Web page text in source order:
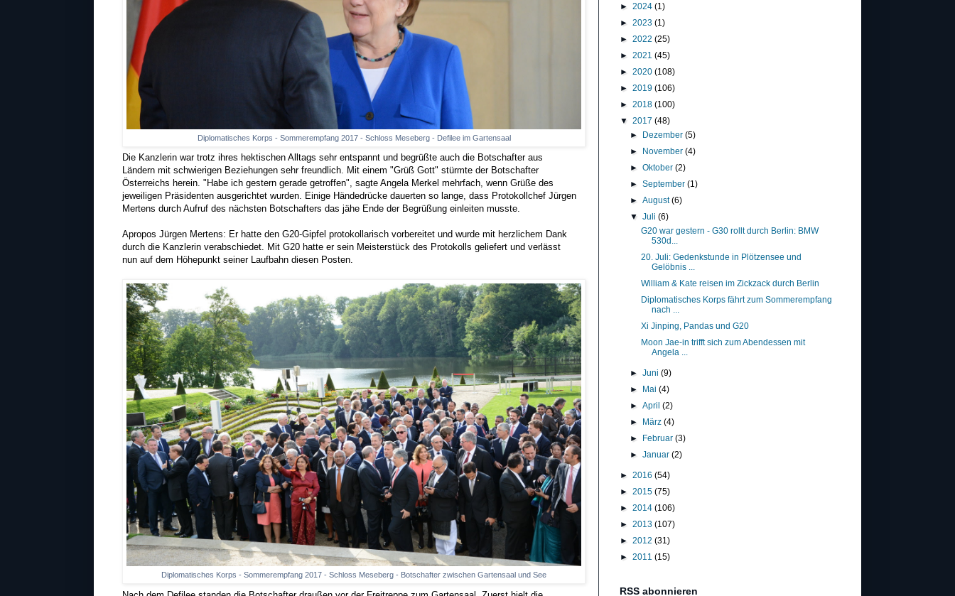
Diplomatisches Korps - Sommerempfang 2017 - Schloss Meseberg - Defilee im Gartensaal
Die Kanzlerin war trotz ihres hektischen Alltags sehr entspannt und begrüßte auch die Botschafter aus
Ländern mit schwierigen Beziehungen sehr freundlich. Mit einem "Grüß Gott" stürmte der Botschafter
Österreichs herein. "Habe ich gestern gerade getroffen", sagte Angela Merkel mehrfach, wenn Grüße des
jeweiligen Präsidenten ausgerichtet wurden. Einige Händedrücke dauerten so lange, dass Protokollchef Jürgen
Mertens durch Aufruf des nächsten Botschafters das jähe Ende der Begrüßung einleiten musste.
Apropos Jürgen Mertens: Er hatte den G20-Gipfel protokollarisch vorbereitet und wurde mit herzlichem Dank
durch die Kanzlerin verabschiedet. Mit G20 hatte er sein Meisterstück des Protokolls geliefert und verlässt
nun auf dem Höhepunkt seiner Laufbahn diesen Posten.
Diplomatisches Korps - Sommerempfang 2017 - Schloss Meseberg - Botschafter zwischen Gartensaal und See
► 2024 (1)
► 2023 (1)
► 2022 (25)
► 2021 (45)
► 2020 (108)
► 2019 (106)
► 2018 (100)
▼ 2017 (48)
► Dezember(5)
► November(4)
►Oktober(2)
►September(1)
►August(6)
▼Juli(6)
G20 war gestern - G30 rollt durch Berlin: BMW
530d...
20. Juli: Gedenkstunde in Plötzensee und
Gelöbnis ...
William & Kate reisen im Zickzack durch Berlin
Diplomatisches Korps fährt zum Sommerempfang
nach ...
Xi Jinping, Pandas und G20
Moon Jae-in trifft sich zum Abendessen mit
Angela ...
►Juni(9)
► Mai(4)
►April(2)
► März(4)
► Februar(3)
►Januar(2)
► 2016 (54)
► 2015 (75)
► 2014 (106)
► 2013 (107)
► 2012 (31)
► 2011 (15)
RSS abonnieren